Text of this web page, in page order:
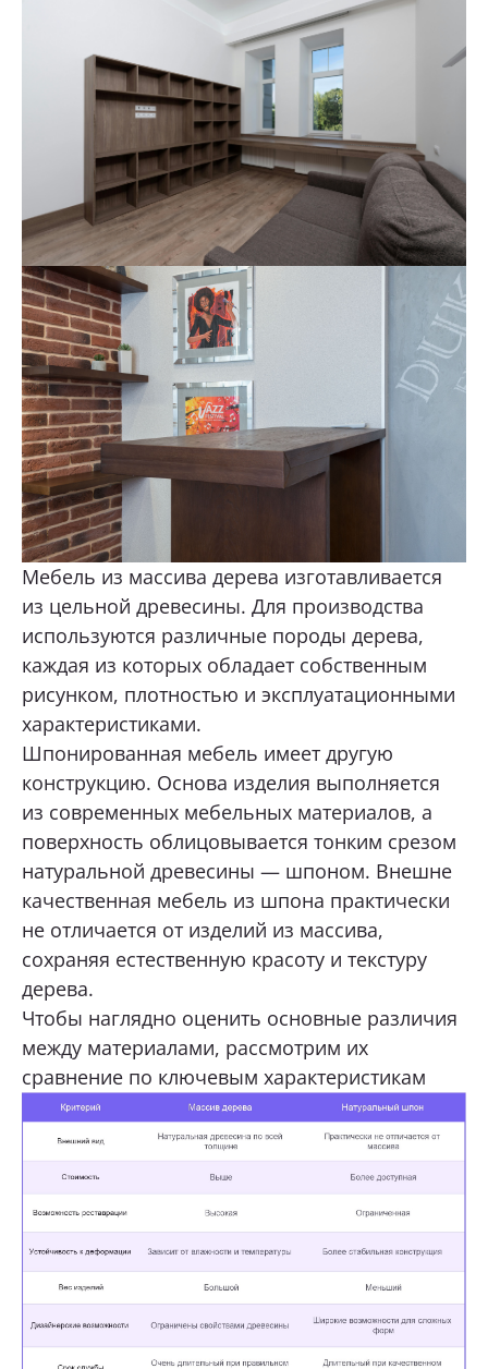
Мебель из массива дерева изготавливается
из цельной древесины. Для производства
используются различные породы дерева,
каждая из которых обладает собственным
рисунком, плотностью и эксплуатационными
характеристиками.
Шпонированная мебель имеет другую
конструкцию. Основа изделия выполняется
из современных мебельных материалов, а
поверхность облицовывается тонким срезом
натуральной древесины — шпоном. Внешне
качественная мебель из шпона практически
не отличается от изделий из массива,
сохраняя естественную красоту и текстуру
дерева.
Чтобы наглядно оценить основные различия
между материалами, рассмотрим их
сравнение по ключевым характеристикам